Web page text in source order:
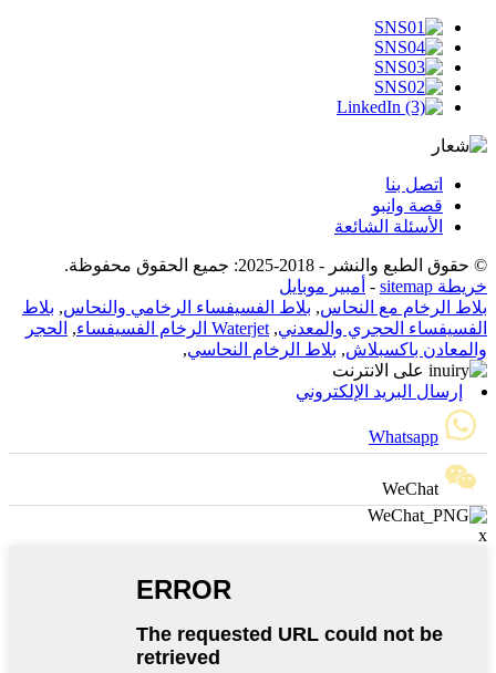
اتصل بنا
قصة وانبو
الأسئلة الشائعة
© حقوق الطبع والنشر - 2018-2025: جميع الحقوق محفوظة.
خريطة sitemap
- أمبير موبايل
بلاط الرخام مع النحاس, بلاط الفسيفساء الرخامي والنحاس, بلاط
الفسيفساء الحجري والمعدني, Waterjet الرخام الفسيفساء , الحجر
والمعادن باكسبلاش, بلاط الرخام النحاسي,
إرسال البريد الإلكتروني
Whatsapp
WeChat
x